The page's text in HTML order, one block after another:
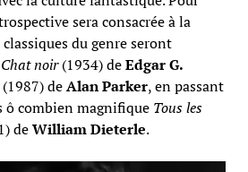
sera consacrée à la
du genre seront
Chat noir(1934) deEdgar G.
(1987) deAlan Parker, en passant
ô combien magnifique Tous les
deWilliam Dieterle.